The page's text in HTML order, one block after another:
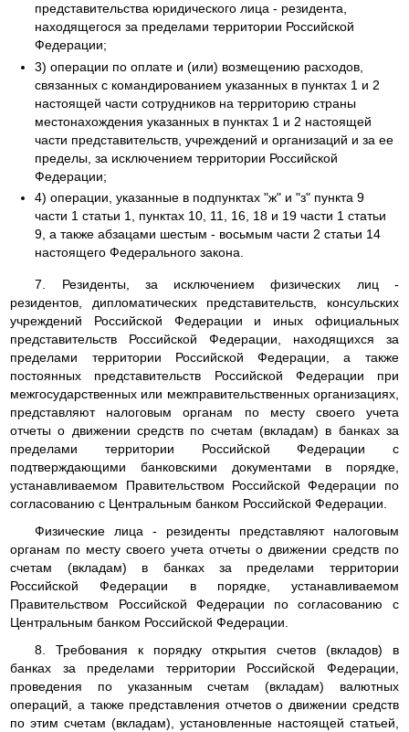
представительства юридического лица - резидента,
находящегося за пределами территории Российской
Федерации;
3) операции по оплате и (или) возмещению расходов,
связанных с командированием указанных в пунктах 1 и 2
настоящей части сотрудников на территорию страны
местонахождения указанных в пунктах 1 и 2 настоящей
части представительств, учреждений и организаций и за ее
пределы, за исключением территории Российской
Федерации;
4) операции, указанные в подпунктах "ж" и "з" пункта 9
части 1 статьи 1, пунктах 10, 11, 16, 18 и 19 части 1 статьи
9, а также абзацами шестым - восьмым части 2 статьи 14
настоящего Федерального закона.
7. Резиденты, за исключением физических лиц -
резидентов, дипломатических представительств, консульских
учреждений Российской Федерации и иных официальных
представительств Российской Федерации, находящихся за
пределами территории Российской Федерации, а также
постоянных представительств Российской Федерации при
межгосударственных или межправительственных организациях,
представляют налоговым органам по месту своего учета
отчеты о движении средств по счетам (вкладам) в банках за
пределами территории Российской Федерации с
подтверждающими банковскими документами в порядке,
устанавливаемом Правительством Российской Федерации по
согласованию с Центральным банком Российской Федерации.
Физические лица - резиденты представляют налоговым
органам по месту своего учета отчеты о движении средств по
счетам (вкладам) в банках за пределами территории
Российской Федерации в порядке, устанавливаемом
Правительством Российской Федерации по согласованию с
Центральным банком Российской Федерации.
8. Требования к порядку открытия счетов (вкладов) в
банках за пределами территории Российской Федерации,
проведения по указанным счетам (вкладам) валютных
операций, а также представления отчетов о движении средств
по этим счетам (вкладам), установленные настоящей статьей,